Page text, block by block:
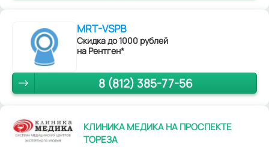
MRT-VSPB
Скидка до 1000 рублей
на Рентген*
8 (812) 385-77-56
КЛИНИКА МЕДИКА НА ПРОСПЕКТЕ
ТОРЕЗА